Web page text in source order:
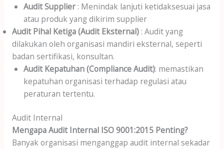
Audit Supplier : Menindak lanjuti ketidaksesuai jasa
atau produk yang dikirim supplier
Audit Pihal Ketiga (Audit Eksternal) : Audit yang
dilakukan oleh organisasi mandiri eksternal, seperti
badan sertifikasi, konsultan.
Audit Kepatuhan (Compliance Audit): memastikan
kepatuhan organisasi terhadap regulasi atau
peraturan tertentu.
Audit Internal
Mengapa Audit Internal ISO 9001:2015 Penting?
Banyak organisasi menganggap audit internal sekadar